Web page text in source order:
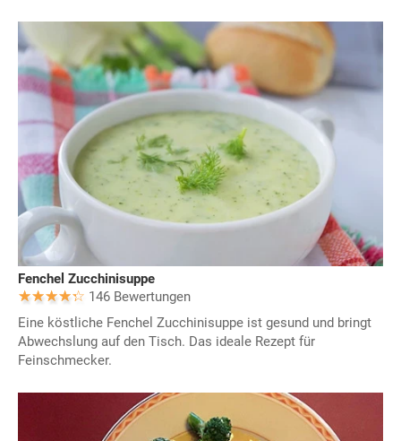
Fenchel Zucchinisuppe
146 Bewertungen
Eine köstliche Fenchel Zucchinisuppe ist gesund und bringt
Abwechslung auf den Tisch. Das ideale Rezept für
Feinschmecker.